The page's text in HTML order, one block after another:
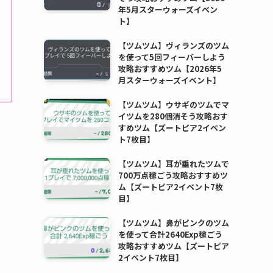
年5月スターウォーズイベン
ト】
【ツムツム】ヴィランズのツム
を使って5回フィーバーしよう
攻略おすすめツム【2026年5
月スターウォーズイベント】
【ツムツム】ウサギのツムでマ
イツムを280個消そう攻略おす
すめツム【ズートピア2イベン
ト7枚目】
【ツムツム】耳が垂れたツムで
700万点稼ごう攻略おすすめツ
ム【ズートピア2イベント7枚
目】
【ツムツム】鼻がピンクのツム
を使って合計2640Exp稼ごう
攻略おすすめツム【ズートピア
2イベント7枚目】